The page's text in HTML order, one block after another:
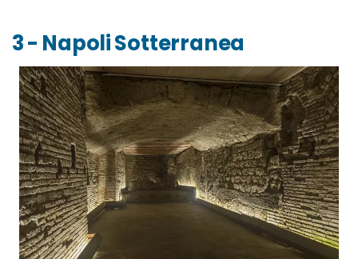
3 - Napoli Sotterranea